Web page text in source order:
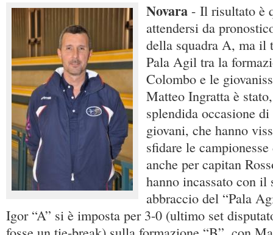
Novara - Il risultato è
attendersi da
della squadra A, ma il
Pala Agil tra la
Colombo e le
Matteo Ingratta è
splendida occasione
giovani, che hanno
sfidare le
anche per capitan
hanno incassato con
abbraccio del “Pala
Igor “A” si è imposta per 3-0 (ultimo set